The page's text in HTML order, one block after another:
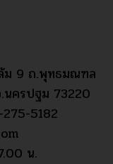
ม 9 ถ.พุทธมณฑล
นครปฐม 73220
5182
น.